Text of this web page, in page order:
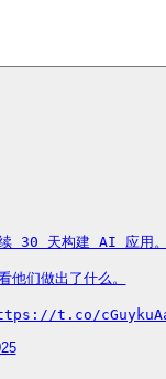
续 30 天构建 AI 应用
们做出了什么。
https://t.co/